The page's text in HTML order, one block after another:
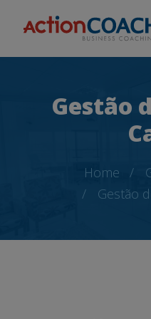
Gestão
Home
Gestão